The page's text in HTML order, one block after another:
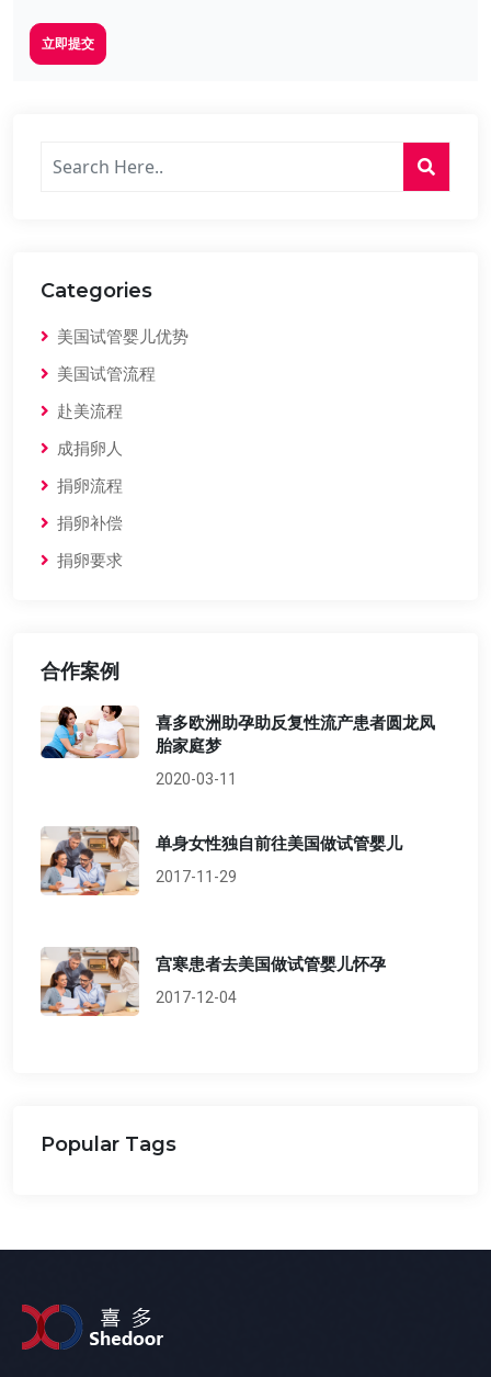
立即提交
Categories
美国试管婴儿优势
美国试管流程
赴美流程
成捐卵人
捐卵流程
捐卵补偿
捐卵要求
合作案例
喜多欧洲助孕助反复性流产患者圆龙凤
胎家庭梦
2020-03-11
单身女性独自前往美国做试管婴儿
2017-11-29
宫寒患者去美国做试管婴儿怀孕
2017-12-04
Popular Tags